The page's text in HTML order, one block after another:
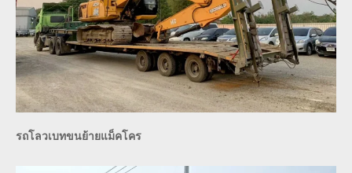
รถโลวเบทขนย้ายแม็คโคร